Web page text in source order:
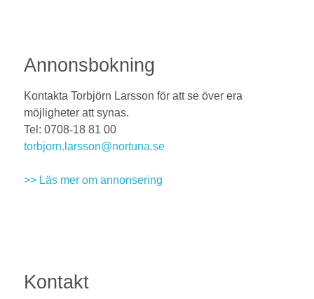
Annonsbokning
Kontakta Torbjörn Larsson för att se över era
möjligheter att synas.
Tel: 0708-18 81 00
torbjorn.larsson@nortuna.se
>> Läs mer om annonsering
Kontakt